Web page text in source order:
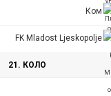
Ком
FK Mladost Ljeskopolje
21. КОЛО